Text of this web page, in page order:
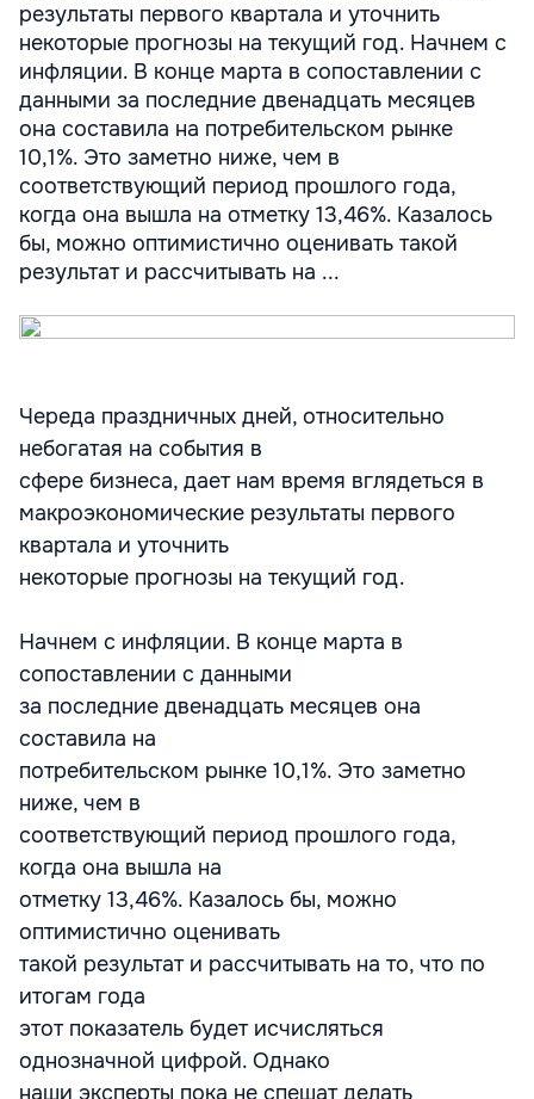
результаты первого квартала и уточнить
некоторые прогнозы на текущий год. Начнем с
инфляции. В конце марта в сопоставлении с
данными за последние двенадцать месяцев
она составила на потребительском рынке
10,1%. Это заметно ниже, чем в
соответствующий период прошлого года,
когда она вышла на отметку 13,46%. Казалось
бы, можно оптимистично оценивать такой
результат и рассчитывать на ...
Череда праздничных дней, относительно
небогатая на события в
сфере бизнеса, дает нам время вглядеться в
макроэкономические результаты первого
квартала и уточнить
некоторые прогнозы на текущий год.
Начнем с инфляции. В конце марта в
сопоставлении с данными
за последние двенадцать месяцев она
составила на
потребительском рынке 10,1%. Это заметно
ниже, чем в
соответствующий период прошлого года,
когда она вышла на
отметку 13,46%. Казалось бы, можно
оптимистично оценивать
такой результат и рассчитывать на то, что по
итогам года
этот показатель будет исчисляться
однозначной цифрой. Однако
наши эксперты пока не спешат делать